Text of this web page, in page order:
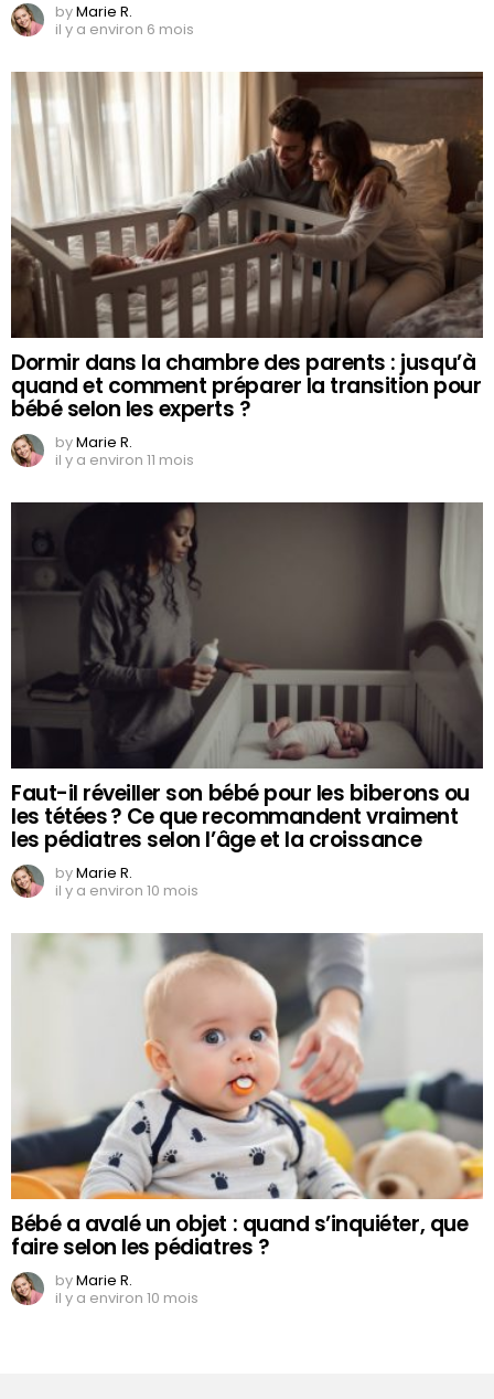
byMarie R.
il y a environ 6 mois
Dormir dans la chambre des parents : jusqu’à
quand et comment préparer la transition pour
bébé selon les experts ?
byMarie R.
il y a environ 11 mois
Faut-il réveiller son bébé pour les biberons ou
les tétées ? Ce que recommandent vraiment
les pédiatres selon l’âge et la croissance
byMarie R.
il y a environ 10 mois
Bébé a avalé un objet : quand s’inquiéter, que
faire selon les pédiatres ?
byMarie R.
il y a environ 10 mois